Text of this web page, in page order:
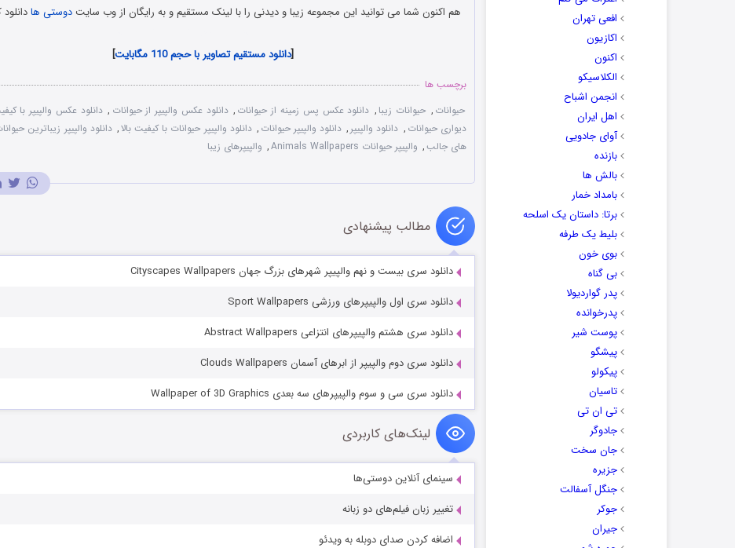
افعی تهران
اکازیون
اکنون
الکلاسیکو
انجمن اشباح
اهل ایران
آوای جادویی
بازنده
بالش ها
بامداد خمار
برتا: داستان یک اسلحه
بلیط یک‌‌ طرفه
بوی خون
بی گناه
پدر گواردیولا
پدرخوانده
پوست شیر
پیشگو
پیکولو
تاسیان
تی ان تی
جادوگر
جان سخت
جزیره
جنگل آسفالت
جوکر
جیران
هم اکنون شما می توانید این مجموعه زیبا و دیدنی را با لینک مستقیم و به رایگان از وب سایتدوستی ها
[دانلود مستقیم تصاویر با حجم 110 مگابایت ]
برچسب ها
حیوانات , حیوانات زیبا , دانلود عکس پس زمینه از حیوانات , دانلود عکس والپیپر از حیوانات , دانلود عکس والپیپر با
دیواری حیوانات , دانلود والپیپر , دانلود والپیپر حیوانات , دانلود والپیپر حیوانات با کیفیت بالا, دانلود والپیپر زیباترین
های جالب, والپیپر حیوانات Animals Wallpapers , والپیپرهای زیبا
مطالب پیشنهادی
دانلود سری بیست و نهم والپیپر شهرهای بزرگ جهان Cityscapes Wallpapers
دانلود سری اول والپیپرهای ورزشی Sport Wallpapers
دانلود سری هشتم والپیپرهای انتزاعی Abstract Wallpapers
دانلود سری دوم والپیپر از ابرهای آسمان Clouds Wallpapers
دانلود سری سی و سوم والپیپرهای سه بعدی Wallpaper of 3D Graphics
لینک‌های کاربردی
سینمای آنلاین دوستی‌ها
تغییر زبان فیلم‌های دو زبانه
اضافه کردن صدای دوبله به ویدئو